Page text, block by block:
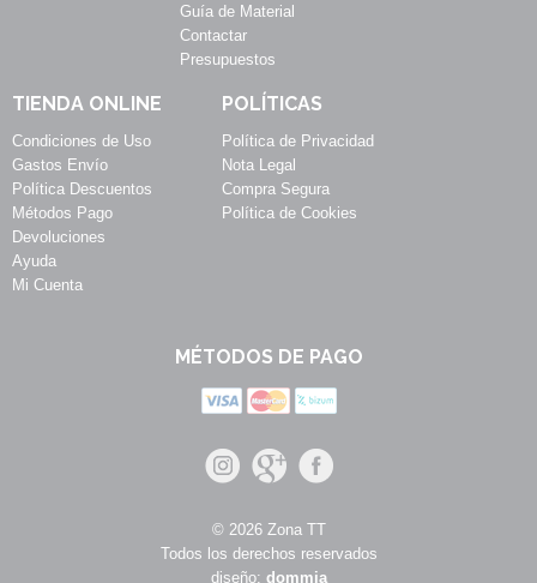
Guía de Material
Contactar
Presupuestos
TIENDA ONLINE
Condiciones de Uso
Gastos Envío
Política Descuentos
Métodos Pago
Devoluciones
Ayuda
Mi Cuenta
POLÍTICAS
Política de Privacidad
Nota Legal
Compra Segura
Política de Cookies
MÉTODOS DE PAGO
© 2026 Zona TT
Todos los derechos reservados
diseño: dommia